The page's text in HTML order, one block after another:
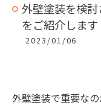
外壁塗装を検
をご紹介します
2023/01/06
外壁塗装で重要なの